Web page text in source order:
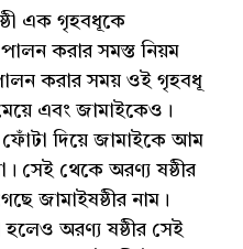
এক গৃহবধূকে
পালন করার সমস্ত নিয়ম
করার সময় ওই গৃহবধূ
এবং জামাইকেও।
দিয়ে জামাইকে আম
সেই থেকে অরণ্য ষষ্ঠীর
জামাইষষ্ঠীর নাম।
অরণ্য ষষ্ঠীর সেই